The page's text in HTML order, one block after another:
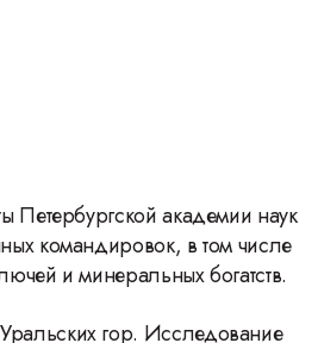
Петербургской академии наук
командировок, в том числе
и минеральных богатств.
гор. Исследование